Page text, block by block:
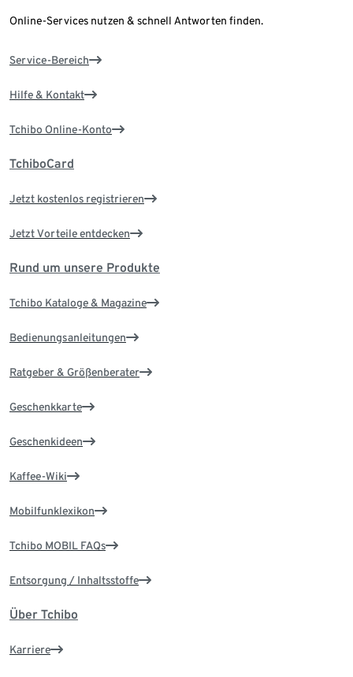
Online-Services nutzen & schnell Antworten finden.
Service-Bereich
Hilfe & Kontakt
Tchibo Online-Konto
TchiboCard
Jetzt kostenlos registrieren
Jetzt Vorteile entdecken
Rund um unsere Produkte
Tchibo Kataloge & Magazine
Bedienungsanleitungen
Ratgeber & Größenberater
Geschenkkarte
Geschenkideen
Kaffee-Wiki
Mobilfunklexikon
Tchibo MOBIL FAQs
Entsorgung / Inhaltsstoffe
Über Tchibo
Karriere